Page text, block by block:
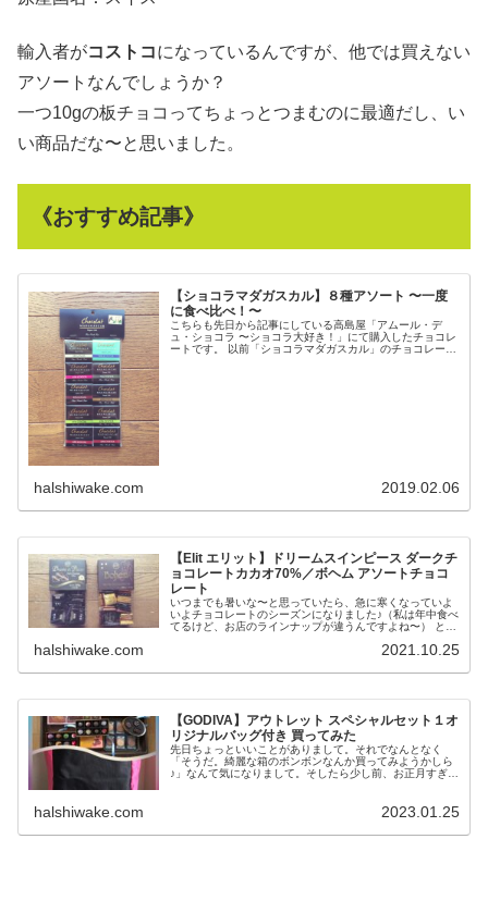
輸入者がコストコになっているんですが、他では買えない
アソートなんでしょうか？
一つ10gの板チョコってちょっとつまむのに最適だし、い
い商品だな〜と思いました。
《おすすめ記事》
【ショコラマダガスカル】８種アソート 〜一度
に食べ比べ！〜
こちらも先日から記事にしている高島屋「アムール・デ
ュ・ショコラ 〜ショコラ大好き！」にて購入したチョコレ
ートです。 以前「ショコラマダガスカル」のチョコレート
halshiwake.com 2019.02.06
【Elit エリット】ドリームスインピース ダークチ
ョコレートカカオ70%／ボヘム アソートチョコ
レート
いつまでも暑いな〜と思っていたら、急に寒くなっていよ
いよチョコレートのシーズンになりました♪（私は年中食べ
てるけど、お店のラインナップが違うんですよね〜） とい
halshiwake.com 2021.10.25
【GODIVA】アウトレット スペシャルセット１オ
リジナルバッグ付き 買ってみた
先日ちょっといいことがありまして。それでなんとなく
「そうだ。綺麗な箱のボンボンなんか買ってみようかしら
♪」なんて気になりまして。そしたら少し前、お正月すぎに
halshiwake.com 2023.01.25